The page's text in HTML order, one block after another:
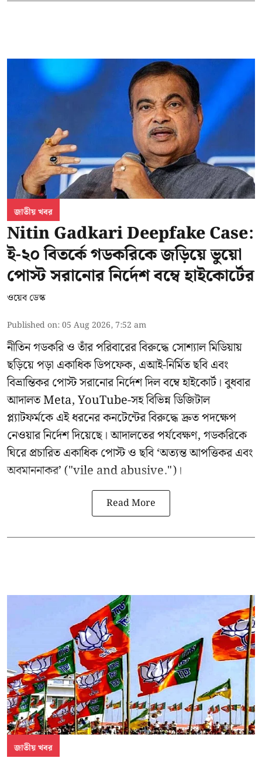
জাতীয় খবর
Nitin Gadkari Deepfake Case:
ই-২০ বিতর্কে গডকরিকে জড়িয়ে ভুয়ো
পোস্ট সরানোর নির্দেশ বম্বে হাইকোর্টের
ওয়েব ডেস্ক
Published on:05 Aug 2026, 7:52 am
নীতিন গডকরি ও তাঁর পরিবারের বিরুদ্ধে সোশ্যাল মিডিয়ায়
ছড়িয়ে পড়া একাধিক ডিপফেক, এআই-নির্মিত ছবি এবং
বিভ্রান্তিকর পোস্ট সরানোর নির্দেশ দিল বম্বে হাইকোর্ট। বুধবার
আদালত Meta, YouTube-সহ বিভিন্ন ডিজিটাল
প্ল্যাটফর্মকে এই ধরনের কনটেন্টের বিরুদ্ধে দ্রুত পদক্ষেপ
নেওয়ার নির্দেশ দিয়েছে। আদালতের পর্যবেক্ষণ, গডকরিকে
ঘিরে প্রচারিত একাধিক পোস্ট ও ছবি ‘অত্যন্ত আপত্তিকর এবং
অবমাননাকর’ ("vile and abusive.")।
Read More
জাতীয় খবর